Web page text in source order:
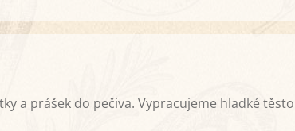
a prášek do pečiva. Vypracujeme hladké